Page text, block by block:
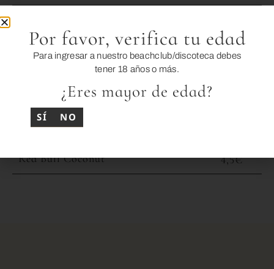
Schweppes Orange
3,5€
Schweppes Lemon
Zumos: Naranja / Piña / Manzana
Red Bull
Red Bull Coconut
4,5€
Por favor, verifica tu edad
Para ingresar a nuestro beachclub/discoteca debes
tener 18 años o más.
¿Eres mayor de edad?
SÍ NO